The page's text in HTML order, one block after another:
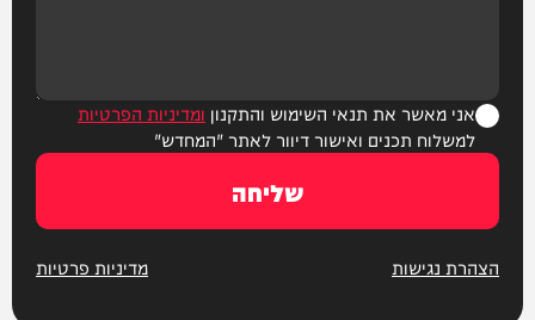
אני מאשר את תנאי השימוש והתקנון ומדיניות הפרטיות
למשלוח תכנים ואישור דיוור לאתר "המחדש"
שליחה
הצהרת נגישות מדיניות פרטיות